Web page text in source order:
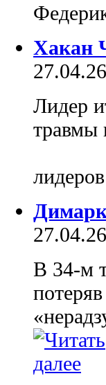
Хакан
Лидер
травмы
В 34-м